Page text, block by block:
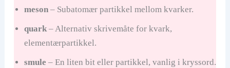
meson– Subatomær partikkel mellom kvarker.
quark– Alternativ skrivemåte for kvark,
elementærpartikkel.
smule – En liten bit eller partikkel, vanlig i kryssord.